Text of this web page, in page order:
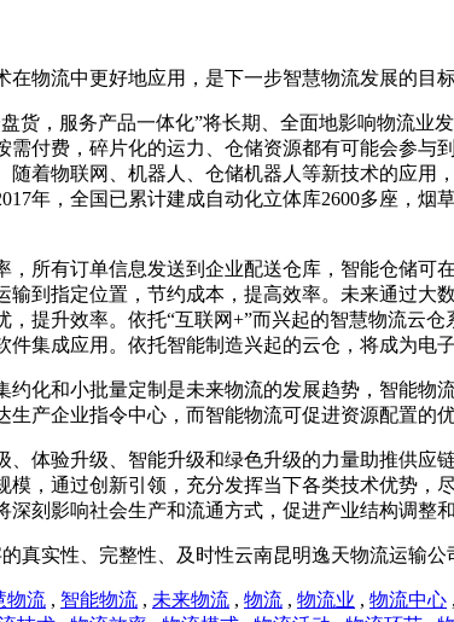
物流中更好地应用，是下一步智慧物流发展的目标
货，服务产品一体化”将长期、全面地影响物流
付费，碎片化的运力、仓储资源都有可能会参与
着物联网、机器人、仓储机器人等新技术的应
年，全国已累计建成自动化立体库2600多座，
所有订单信息发送到企业配送仓库，智能仓储可
到指定位置，节约成本，提高效率。未来通过
提升效率。依托“互联网+”而兴起的智慧物流云
集成应用。依托智能制造兴起的云仓，将成为电
化和小批量定制是未来物流的发展趋势，智能
产企业指令中心，而智能物流可促进资源配置的
体验升级、智能升级和绿色升级的力量助推供
，通过创新引领，充分发挥当下各类技术优势
刻影响社会生产和流通方式，促进产业结构调整
真实性、完整性、及时性云南昆明逸天物流运输
物流 , 智能物流 , 未来物流 , 物流 , 物流业 , 物流中心 ,